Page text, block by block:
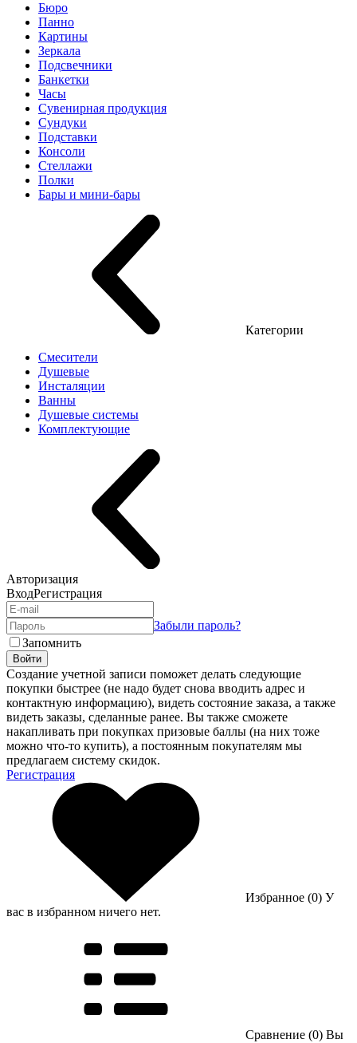
Бюро
Панно
Картины
Зеркала
Подсвечники
Банкетки
Часы
Сувенирная продукция
Сундуки
Подставки
Консоли
Стеллажи
Полки
Бары и мини-бары
Категории
Смесители
Душевые
Инсталяции
Ванны
Душевые системы
Комплектующие
Авторизация
ВходРегистрация
Забыли пароль?
Запомнить
Войти
Создание учетной записи поможет делать следующие
покупки быстрее (не надо будет снова вводить адрес и
контактную информацию), видеть состояние заказа, а также
видеть заказы, сделанные ранее. Вы также сможете
накапливать при покупках призовые баллы (на них тоже
можно что-то купить), а постоянным покупателям мы
предлагаем систему скидок.
Регистрация
Избранное (0) У
вас в избранном ничего нет.
Сравнение (0) Вы